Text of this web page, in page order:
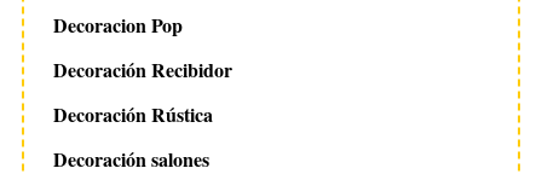
Decoracion Pop
Decoración Recibidor
Decoración Rústica
Decoración salones